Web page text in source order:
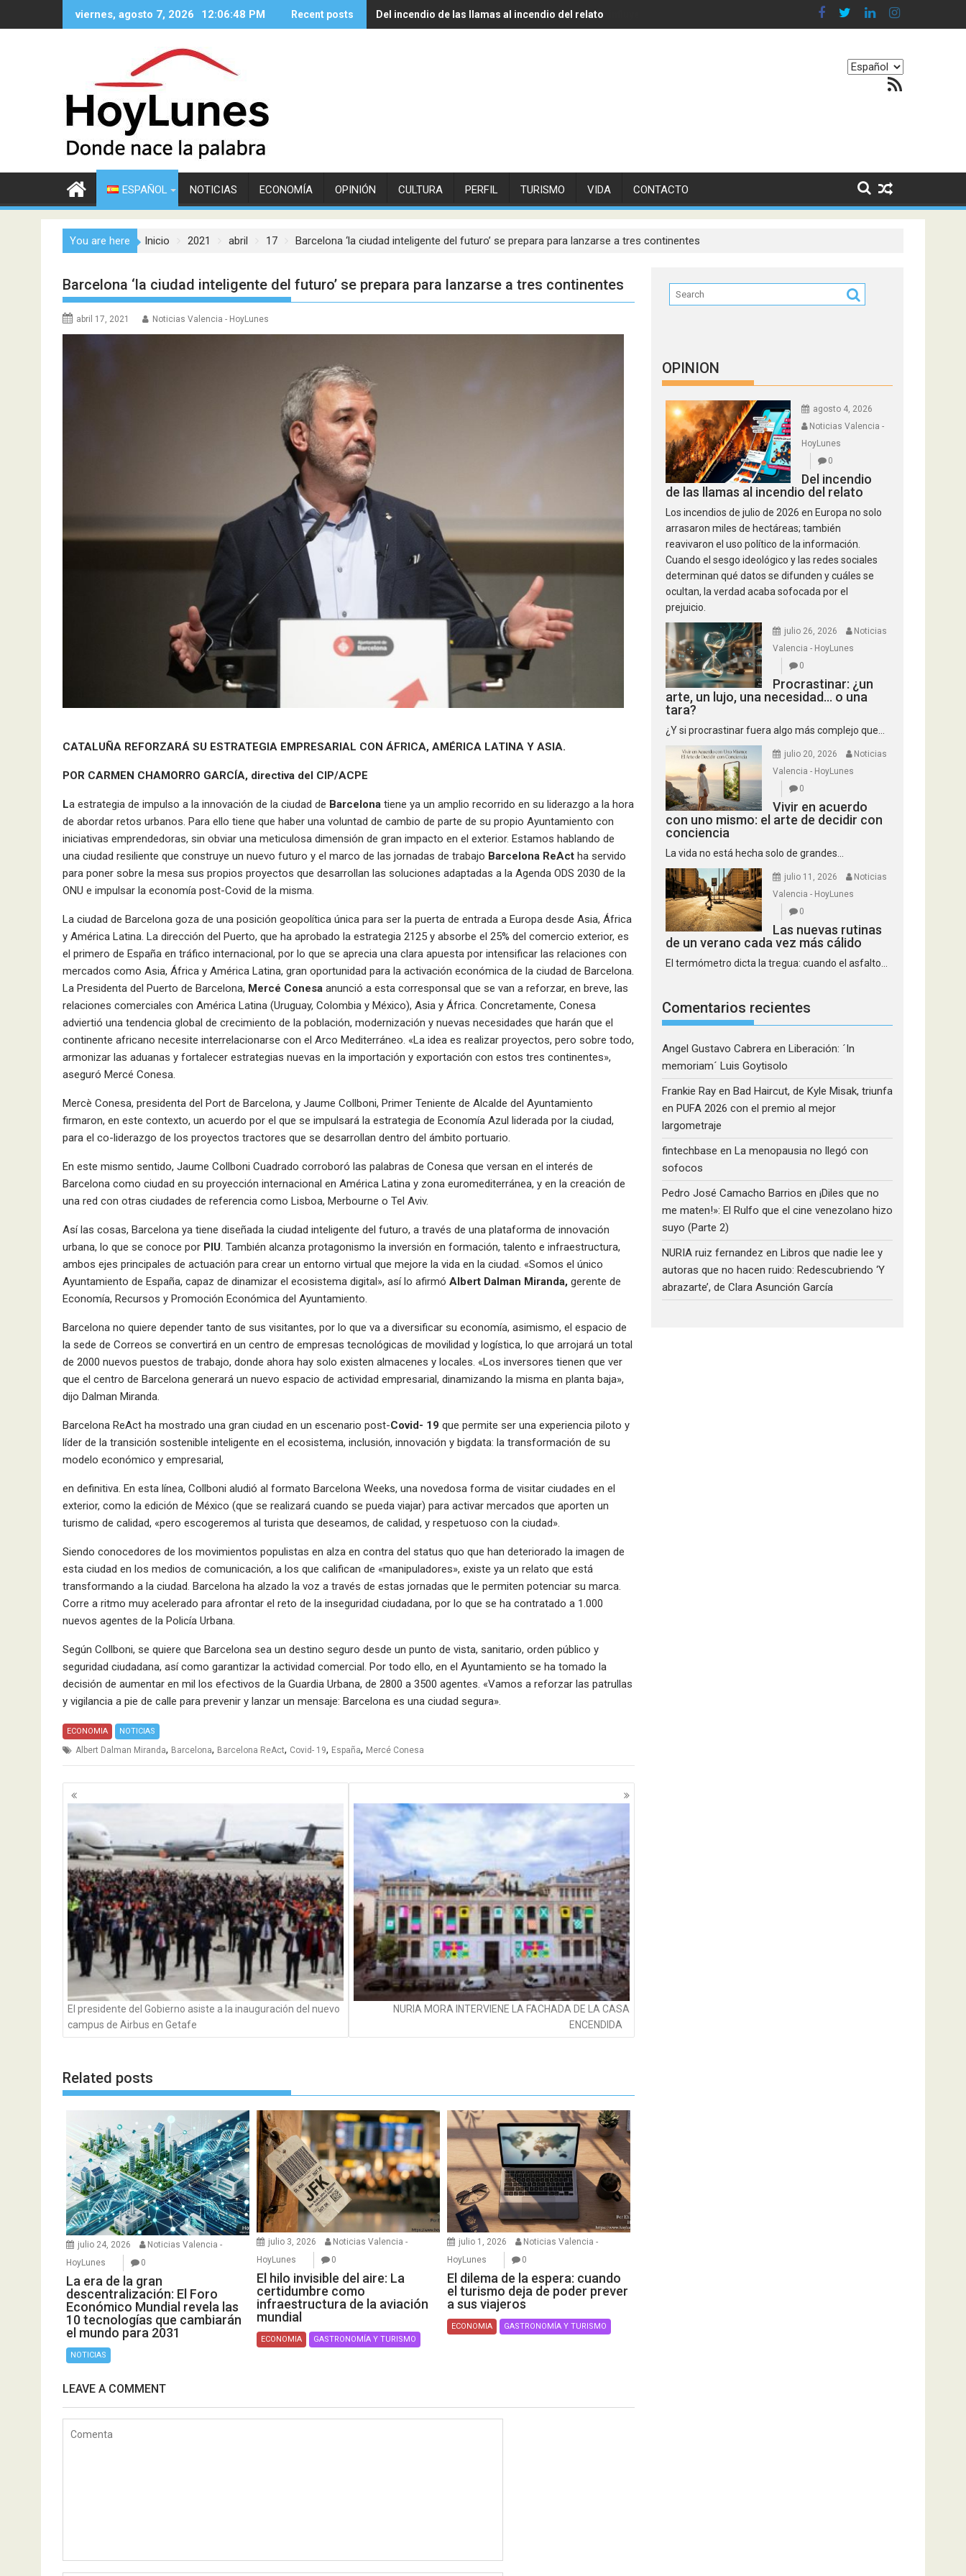
viernes, agosto 7, 2026 12:06:49 PM Recent posts Del incendio de las llamas al incendio del relato
Experto de Vithas explica cómo las olas de calor influyen en nuestro equilibrio emocional
Elegir
Feed RSS
ESPAÑOL NOTICIAS ECONOMÍA OPINIÓN CULTURA PERFIL TURISMO VIDA CONTACTO
You are here Inicio 2021 abril 17 Barcelona ‘la ciudad inteligente del futuro’ se prepara para lanzarse a tres continentes
Barcelona ‘la ciudad inteligente del futuro’ se prepara para lanzarse a tres continentes
abril 17, 2021 Noticias Valencia - HoyLunes
CATALUÑA REFORZARÁ SU ESTRATEGIA EMPRESARIAL CON ÁFRICA, AMÉRICA LATINA Y ASIA.
POR CARMEN CHAMORRO GARCÍA, directiva del CIP/ACPE
La estrategia de impulso a la innovación de la ciudad de Barcelona tiene ya un amplio recorrido en su liderazgo a la hora
de abordar retos urbanos. Para ello tiene que haber una voluntad de cambio de parte de su propio Ayuntamiento con
iniciativas emprendedoras, sin obviar una meticulosa dimensión de gran impacto en el exterior. Estamos hablando de
una ciudad resiliente que construye un nuevo futuro y el marco de las jornadas de trabajo Barcelona ReAct ha servido
para poner sobre la mesa sus propios proyectos que desarrollan las soluciones adaptadas a la Agenda ODS 2030 de la
ONU e impulsar la economía post-Covid de la misma.
La ciudad de Barcelona goza de una posición geopolítica única para ser la puerta de entrada a Europa desde Asia, África
y América Latina. La dirección del Puerto, que ha aprobado la estrategia 2125 y absorbe el 25% del comercio exterior, es
el primero de España en tráfico internacional, por lo que se aprecia una clara apuesta por intensificar las relaciones con
mercados como Asia, África y América Latina, gran oportunidad para la activación económica de la ciudad de Barcelona.
La Presidenta del Puerto de Barcelona, Mercé Conesa anunció a esta corresponsal que se van a reforzar, en breve, las
relaciones comerciales con América Latina (Uruguay, Colombia y México), Asia y África. Concretamente, Conesa
adviertió una tendencia global de crecimiento de la población, modernización y nuevas necesidades que harán que el
continente africano necesite interrelacionarse con el Arco Mediterráneo. «La idea es realizar proyectos, pero sobre todo,
armonizar las aduanas y fortalecer estrategias nuevas en la importación y exportación con estos tres continentes»,
aseguró Mercé Conesa.
Mercè Conesa, presidenta del Port de Barcelona, y Jaume Collboni, Primer Teniente de Alcalde del Ayuntamiento
firmaron, en este contexto, un acuerdo por el que se impulsará la estrategia de Economía Azul liderada por la ciudad,
para el co-liderazgo de los proyectos tractores que se desarrollan dentro del ámbito portuario.
En este mismo sentido, Jaume Collboni Cuadrado corroboró las palabras de Conesa que versan en el interés de
Barcelona como ciudad en su proyección internacional en América Latina y zona euromediterránea, y en la creación de
una red con otras ciudades de referencia como Lisboa, Merbourne o Tel Aviv.
Así las cosas, Barcelona ya tiene diseñada la ciudad inteligente del futuro, a través de una plataforma de innovación
urbana, lo que se conoce por PIU. También alcanza protagonismo la inversión en formación, talento e infraestructura,
ambos ejes principales de actuación para crear un entorno virtual que mejore la vida en la ciudad. «Somos el único
Ayuntamiento de España, capaz de dinamizar el ecosistema digital», así lo afirmó Albert Dalman Miranda, gerente de
Economía, Recursos y Promoción Económica del Ayuntamiento.
Barcelona no quiere depender tanto de sus visitantes, por lo que va a diversificar su economía, asimismo, el espacio de
la sede de Correos se convertirá en un centro de empresas tecnológicas de movilidad y logística, lo que arrojará un total
de 2000 nuevos puestos de trabajo, donde ahora hay solo existen almacenes y locales. «Los inversores tienen que ver
que el centro de Barcelona generará un nuevo espacio de actividad empresarial, dinamizando la misma en planta baja»,
dijo Dalman Miranda.
Barcelona ReAct ha mostrado una gran ciudad en un escenario post-Covid- 19 que permite ser una experiencia piloto y
líder de la transición sostenible inteligente en el ecosistema, inclusión, innovación y bigdata: la transformación de su
modelo económico y empresarial,
en definitiva. En esta línea, Collboni aludió al formato Barcelona Weeks, una novedosa forma de visitar ciudades en el
exterior, como la edición de México (que se realizará cuando se pueda viajar) para activar mercados que aporten un
turismo de calidad, «pero escogeremos al turista que deseamos, de calidad, y respetuoso con la ciudad».
Siendo conocedores de los movimientos populistas en alza en contra del status quo que han deteriorado la imagen de
esta ciudad en los medios de comunicación, a los que califican de «manipuladores», existe ya un relato que está
transformando a la ciudad. Barcelona ha alzado la voz a través de estas jornadas que le permiten potenciar su marca.
Corre a ritmo muy acelerado para afrontar el reto de la inseguridad ciudadana, por lo que se ha contratado a 1.000
nuevos agentes de la Policía Urbana.
Según Collboni, se quiere que Barcelona sea un destino seguro desde un punto de vista, sanitario, orden público y
seguridad ciudadana, así como garantizar la actividad comercial. Por todo ello, en el Ayuntamiento se ha tomado la
decisión de aumentar en mil los efectivos de la Guardia Urbana, de 2800 a 3500 agentes. «Vamos a reforzar las patrullas
y vigilancia a pie de calle para prevenir y lanzar un mensaje: Barcelona es una ciudad segura».
ECONOMIA NOTICIAS
Albert Dalman Miranda, Barcelona, Barcelona ReAct, Covid- 19, España, Mercé Conesa
Navegación
de
entradas
El presidente del Gobierno asiste a la inauguración del nuevo
campus de Airbus en Getafe
NURIA MORA INTERVIENE LA FACHADA DE LA CASA
ENCENDIDA
Related posts
julio 24, 2026
Noticias Valencia -
HoyLunes
0
La era de la gran
descentralización: El Foro
Económico Mundial revela las
10 tecnologías que cambiarán
el mundo para 2031
NOTICIAS
julio 3, 2026
Noticias Valencia -
HoyLunes
0
El hilo invisible del aire: La
certidumbre como
infraestructura de la aviación
mundial
ECONOMIA GASTRONOMÍA Y TURISMO
julio 1, 2026
Noticias Valencia -
HoyLunes
0
El dilema de la espera: cuando
el turismo deja de poder prever
a sus viajeros
ECONOMIA GASTRONOMÍA Y TURISMO
LEAVE A COMMENT
OPINION
agosto 4, 2026
Noticias Valencia -
HoyLunes
0
Del incendio
de las llamas al incendio del relato
Los incendios de julio de 2026 en Europa no solo
arrasaron miles de hectáreas; también
reavivaron el uso político de la información.
Cuando el sesgo ideológico y las redes sociales
determinan qué datos se difunden y cuáles se
ocultan, la verdad acaba sofocada por el
prejuicio.
julio 26, 2026
Noticias
Valencia - HoyLunes
0
Procrastinar: ¿un
arte, un lujo, una necesidad… o una
tara?
¿Y si procrastinar fuera algo más complejo que...
julio 20, 2026
Noticias
Valencia - HoyLunes
0
Vivir en acuerdo
con uno mismo: el arte de decidir con
conciencia
La vida no está hecha solo de grandes...
julio 11, 2026
Noticias
Valencia - HoyLunes
0
Las nuevas rutinas
de un verano cada vez más cálido
El termómetro dicta la tregua: cuando el asfalto...
Comentarios recientes
Angel Gustavo Cabrera en Liberación: ´In
memoriam´ Luis Goytisolo
Frankie Ray en Bad Haircut, de Kyle Misak, triunfa
en PUFA 2026 con el premio al mejor
largometraje
fintechbase en La menopausia no llegó con
sofocos
Pedro José Camacho Barrios en ¡Diles que no
me maten!»: El Rulfo que el cine venezolano hizo
suyo (Parte 2)
NURIA ruiz fernandez en Libros que nadie lee y
autoras que no hacen ruido: Redescubriendo ‘Y
abrazarte’, de Clara Asunción García